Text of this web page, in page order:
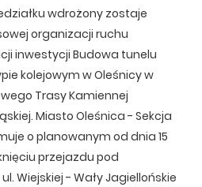
wdrożony zostaje
organizacji ruchu
inwestycji Budowa tunelu
kolejowym w Oleśnicy w
Trasy Kamiennej
Miasto Oleśnica - Sekcja
o planowanym od dnia 15
przejazdu pod
Wiejskiej - Wały Jagiellońskie